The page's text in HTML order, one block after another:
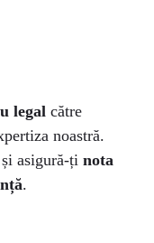
legal către
noastră.
și asigură-ți nota
.